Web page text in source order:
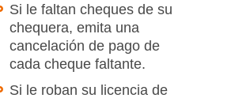
Si le faltan cheques de su
chequera, emita una
cancelación de pago de
cada cheque faltante.
Si le roban su licencia de